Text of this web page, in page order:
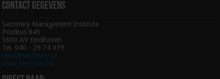
Contact gegevens
Secretary Management Institute
Postbus 845
5600 AV Eindhoven
Tel. 040 - 29 74 979
klant@secretary.nl
www.secretary.nl